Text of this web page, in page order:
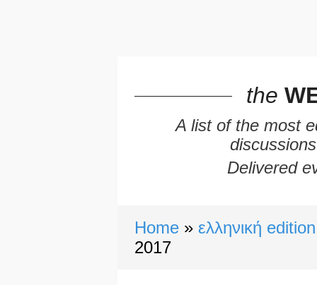
the
A list of the most
Delivered
Home
ελληνική
2017